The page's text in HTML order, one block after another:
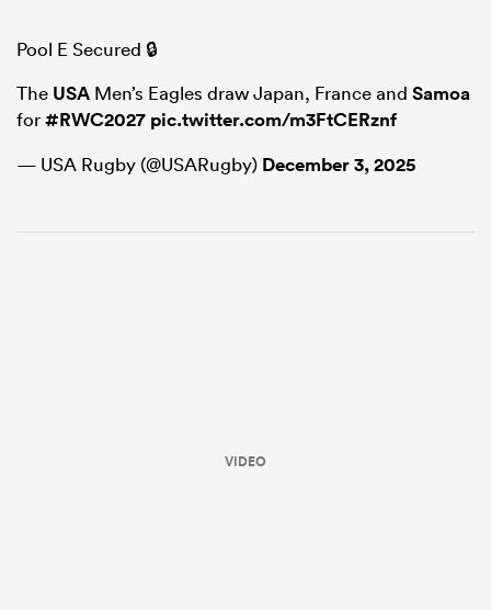
Pool E Secured 🔒
The USA Men’s Eagles draw Japan, France and Samoa
for#RWC2027 pic.twitter.com/m3FtCERznf
— USA Rugby (@USARugby) December 3, 2025
VIDEO